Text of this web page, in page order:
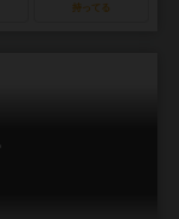
持ってる